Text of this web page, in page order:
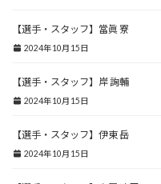
【選手・スタッフ】當眞 寮
2024年10月15日
【選手・スタッフ】岸 詢輔
2024年10月15日
【選手・スタッフ】伊東 岳
2024年10月15日